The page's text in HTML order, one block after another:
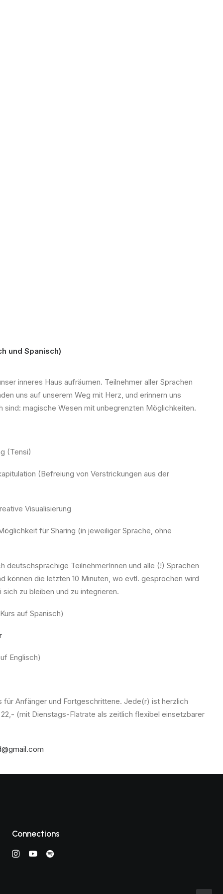
und Spanisch)
inneres Haus aufräumen. Teilnehmer aller Sprachen
uns auf unserem Weg mit Herz, und erinnern uns
sind: magische Wesen mit unbegrenzten Möglichkeiten.
(Tensi)
(Befreiung von Verstrickungen aus der
Visualisierung
für Sharing (in jeweiliger Sprache, ohne
deutschsprachige TeilnehmerInnen und alle (!) Sprachen
können die letzten 10 Minuten, wo evtl. gesprochen wird
sich zu bleiben und zu integrieren.
auf Spanisch)
Englisch)
für Anfänger und Fortgeschrittene. Jede(r) ist herzlich
(mit Dienstags-Flatrate als zeitlich flexibel einsetzbarer
Connections